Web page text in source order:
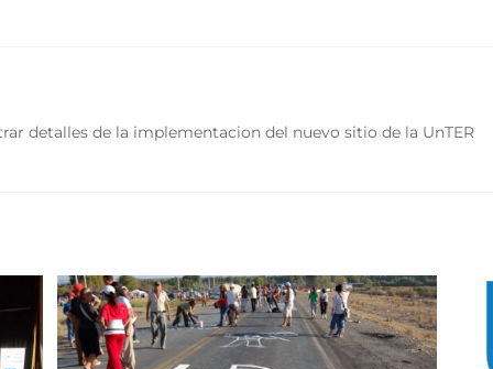
detalles de la implementacion del nuevo sitio de la UnTER